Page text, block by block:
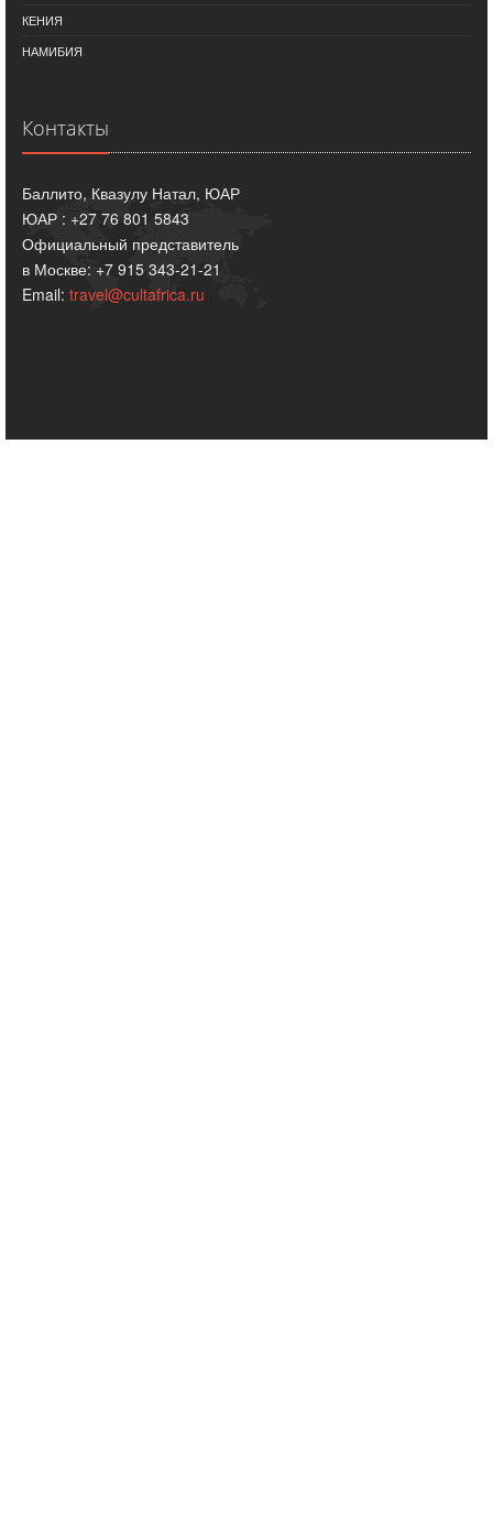
КЕНИЯ
НАМИБИЯ
Контакты
Баллито, Квазулу Натал, ЮАР
ЮАР : +27 76 801 5843
Официальный представитель
в Москве: +7 915 343-21-21
Email: travel@cultafrica.ru